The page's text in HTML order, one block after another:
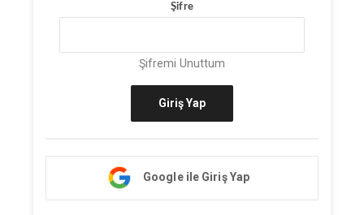
Şifre
Şifremi Unuttum
Giriş Yap
Google ile Giriş Yap